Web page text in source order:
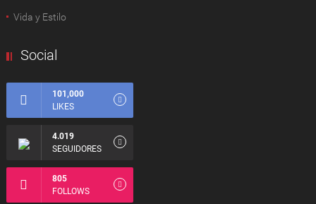
Vida y Estilo
Social
101,000
LIKES
4.019
SEGUIDORES
805
FOLLOWS